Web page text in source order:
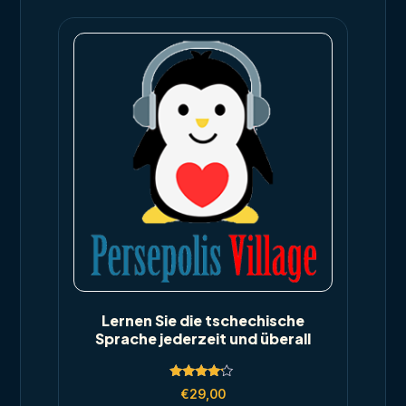
Lernen Sie die tschechische
Sprache jederzeit und überall
Rated
4.00
€29,00